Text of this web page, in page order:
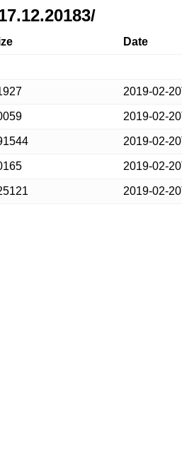
Date
2019-02-
2019-02-
2019-02-
2019-02-
2019-02-